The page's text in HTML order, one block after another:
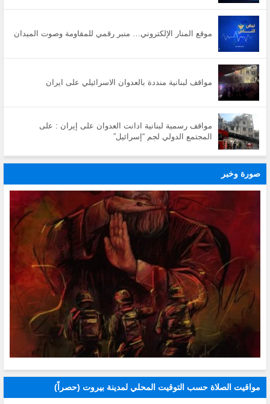
موقع المنار الإلكتروني… منبر رقمي للمقاومة وصوت الميدان
مواقف لبنانية منددة بالعدوان الاسرائيلي على ايران
مواقف رسمية لبنانية ادانت العدوان على إيران : على
المجتمع الدولي لجم “إسرائيل”
صورة وخبر
مواقيت الصلاة حسب التوقيت المحلي لمدينة بيروت (حصراً)